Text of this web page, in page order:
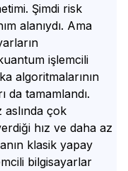
Şimdi risk
alanıydı. Ama
işlemcili
algoritmalarının
da tamamlandı.
aslında çok
hız ve daha az
klasik yapay
bilgisayarlar